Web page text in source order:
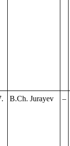
B.Ch. Jurayev –